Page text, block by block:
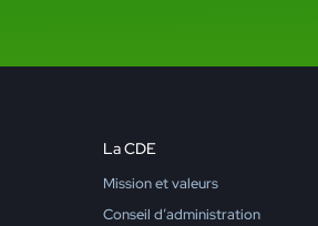
La CDE
Mission et valeurs
Conseil d’administration